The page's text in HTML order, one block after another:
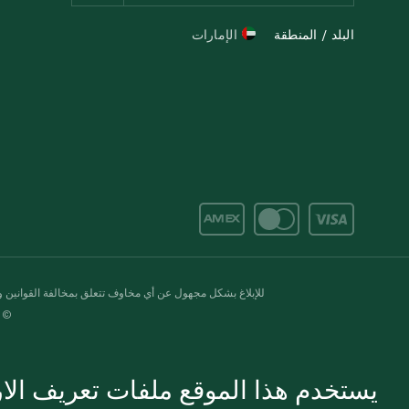
البلد / المنطقة الإمارات
للإبلاغ بشكل مجهول عن أي مخاوف تتعلق بمخالفة القوانين
© 2020-2026 سبينس. كل الحقوق محفوظة
يستخدم هذا الموقع ملفات تعريف